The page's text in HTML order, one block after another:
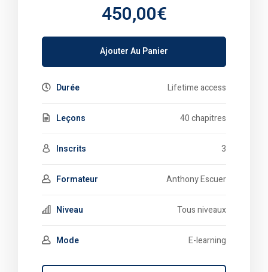
450,00€
Ajouter Au Panier
Durée Lifetime access
Leçons 40 chapitres
Inscrits 3
Formateur Anthony Escuer
Niveau Tous niveaux
Mode E-learning